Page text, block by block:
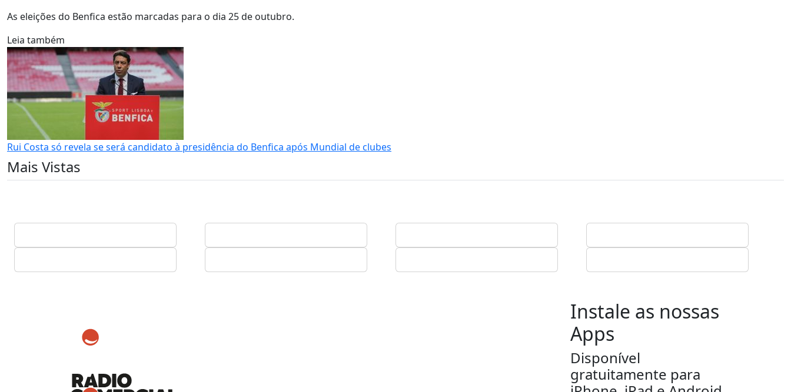
As eleições do Benfica estão marcadas para o dia 25 de outubro.
Leia também
Rui Costa só revela se será candidato à presidência do Benfica após Mundial de clubes
Mais Vistas
Instale as nossas
Apps
Disponível
gratuitamente para